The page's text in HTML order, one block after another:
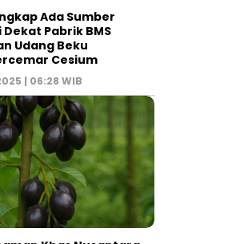
Ada Sumber
Pabrik BMS
Udang Beku
Cesium
| 06:28 WIB